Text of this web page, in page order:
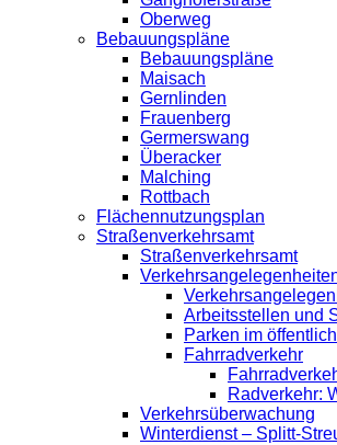
Oberweg
Bebauungspläne
Bebauungspläne
Maisach
Gernlinden
Frauenberg
Germerswang
Überacker
Malching
Rottbach
Flächennutzungsplan
Straßenverkehrsamt
Straßenverkehrsamt
Arbeitsstellen und
Parken im
Fahrradverkehr
Radverkehr:
Verkehrsüberwachung
Winterdienst – Splitt-